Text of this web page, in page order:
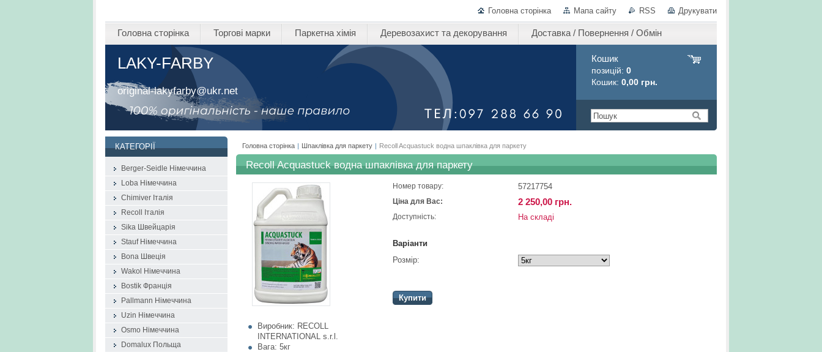
Головна сторінка Мапа сайту RSS Друкувати
Головна сторінка Торгові марки Паркетна хімія Деревозахист та декорування Доставка / Повернення / Обмін
LAKY-FARBY
original-lakyfarby@ukr.net
Кошик
позицій: 0
Кошик: 0,00 грн.
Головна сторінка | Шпаклівка для паркету | Recoll Acquastuck водна шпаклівка для паркету
Recoll Acquastuck водна шпаклівка для паркету
Виробник: RECOLL
INTERNATIONAL s.r.l.
Вага: 5кг
Номер товару: 57217754
Ціна для Вас: 2 250,00 грн.
Доступність: На складі
Варіанти
Розмір:
Купити
КАТЕГОРІЇ
Berger-Seidle Німеччина
Loba Німеччина
Chimiver Італія
Recoll Італія
Sika Швейцарія
Stauf Німеччина
Bona Швеція
Wakol Німеччина
Bostik Франція
Pallmann Німеччина
Uzin Німеччина
Osmo Німеччина
Domalux Польща